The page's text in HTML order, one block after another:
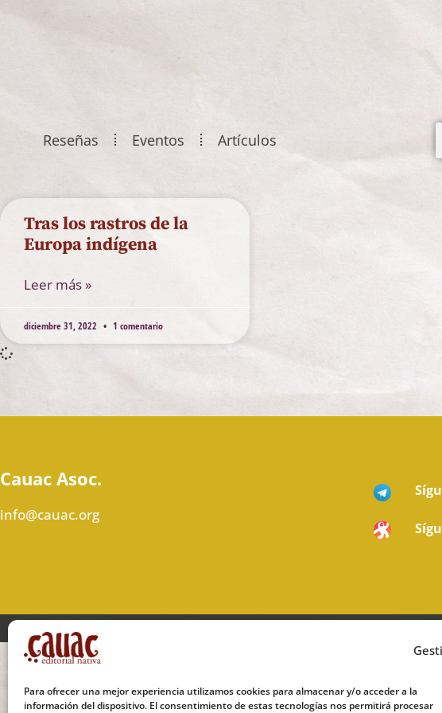
Para ofrecer una mejor experiencia utilizamos cookies para almacenar y/o acceder a la
información del dispositivo. El consentimiento de estas tecnologías nos permitirá procesar
Reseñas Eventos Artículos
Tras los rastros de la
Europa indígena
Leer más »
diciembre 31, 2022 1 comentario
Cauac Asoc.
info@cauac.org